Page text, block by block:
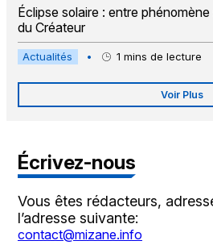
Éclipse solaire : entre
du Créateur
Actualités • 1 mins de lecture
Voir Plus
Écrivez-nous
Vous êtes rédacteurs,
l’adresse suivante:
contact@mizane.info